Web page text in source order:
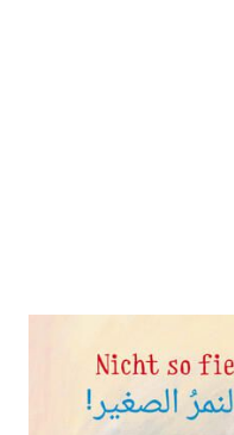
Nicht so fies,
Zur Wunschliste